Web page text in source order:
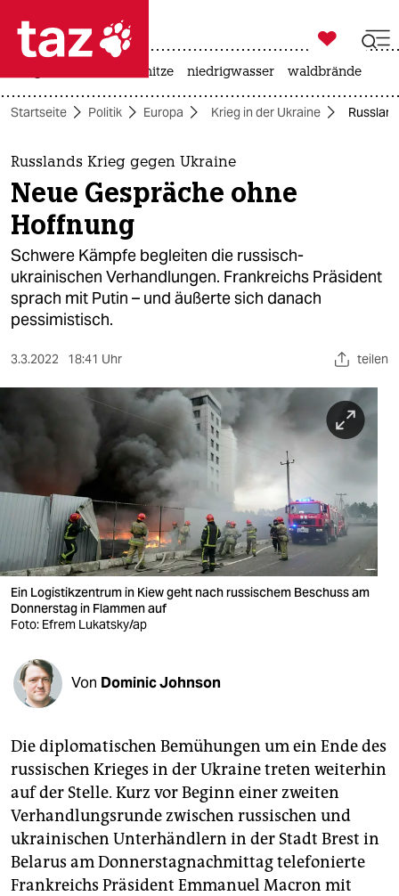
 taz zahl ich
taz zahl ich
themen
politik
öko
gesellschaft
kultur
sport
nord
wahrheit
verlag
verlag
veranstaltungen
shop
fragen & hilfe
unterstützen
genossenschaft
epaper login

taz zahl ich
hitze niedrigwasser waldbrände
Startseite Politik Europa Krieg in der Ukraine
Russlands Krieg gegen Ukraine
Neue Gespräche ohne
Hoffnung
Schwere Kämpfe begleiten die russisch-
ukrainischen Verhandlungen. Frankreichs Präsident
sprach mit Putin – und äußerte sich danach
pessimistisch.
3.3.2022 18:41 Uhr teilen
Ein Logistikzentrum in Kiew geht nach russischem Beschuss am
Donnerstag in Flammen auf
Foto: Efrem Lukatsky/ap
Von Dominic Johnson
Die diplomatischen Bemühungen um ein Ende des
russischen Krieges in der Ukraine treten weiterhin
auf der Stelle. Kurz vor Beginn einer zweiten
Verhandlungsrunde zwischen russischen und
ukrainischen Unterhändlern in der Stadt Brest in
Belarus am Donnerstagnachmittag telefonierte
Frankreichs Präsident Emmanuel Macron mit